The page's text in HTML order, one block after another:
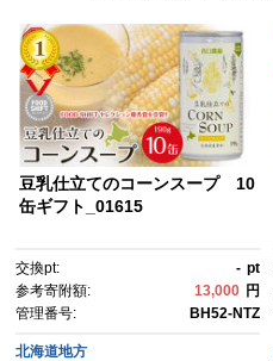
豆乳仕立てのコーンスープ 10
缶ギフト_01615
交換pt: - pt
参考寄附額:
13,000 円
管理番号:
BH52-NTZ
北海道地方